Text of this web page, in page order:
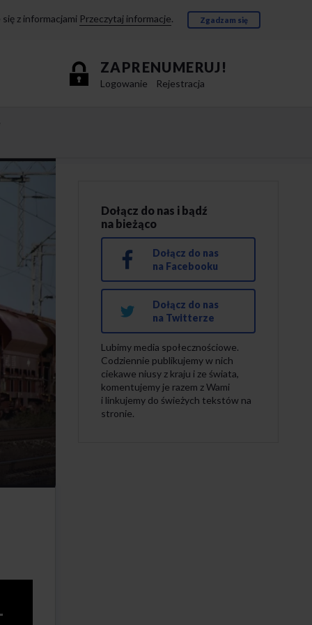
z informacjami Przeczytaj informacje. Zgadzam się
ZAPRENUMERUJ!
Logowanie Rejestracja
Dołącz do nas i bądź
na bieżąco
Dołącz do nas
na Facebooku
Dołącz do nas
na Twitterze
Lubimy media społecznościowe.
Codziennie publikujemy w nich
ciekawe niusy z kraju i ze świata,
komentujemy je razem z Wami
i linkujemy do świeżych tekstów na
stronie.